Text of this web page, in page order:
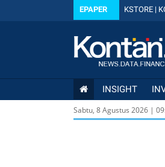
EPAPER KSTORE |
INSIGHT
Sabtu, 8 Agustus 2026 | 09